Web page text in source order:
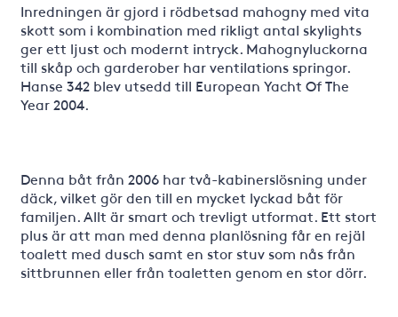
Inredningen är gjord i rödbetsad mahogny med vita
skott som i kombination med rikligt antal skylights
ger ett ljust och modernt intryck. Mahognyluckorna
till skåp och garderober har ventilations springor.
Hanse 342 blev utsedd till European Yacht Of The
Year 2004.
Denna båt från 2006 har två-kabinerslösning under
däck, vilket gör den till en mycket lyckad båt för
familjen. Allt är smart och trevligt utformat. Ett stort
plus är att man med denna planlösning får en rejäl
toalett med dusch samt en stor stuv som nås från
sittbrunnen eller från toaletten genom en stor dörr.